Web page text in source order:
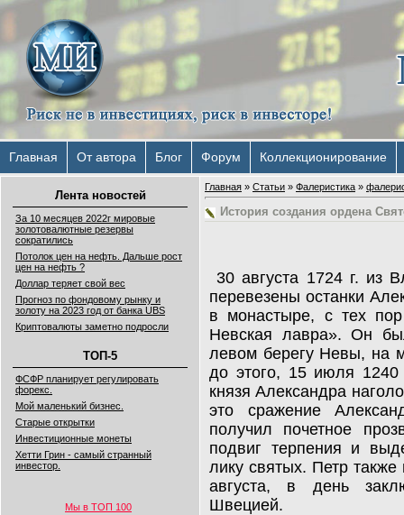
Главная От автора Блог Форум Коллекционирование
Лента новостей
За 10 месяцев 2022г мировые
золотовалютные резервы
сократились
Потолок цен на нефть. Дальше рост
цен на нефть ?
Доллар теряет свой вес
Прогноз по фондовому рынку и
золоту на 2023 год от банка UBS
Криптовалюты заметно подросли
ТОП-5
ФСФР планирует регулировать
форекс.
Мой маленький бизнес.
Старые открытки
Инвестиционные монеты
Хетти Грин - самый странный
инвестор.
Мы в ТОП 100
Главная » Статьи » Фалеристика »
История создания ордена
30 августа 1724 г. из
перевезены останки
в монастыре, с тех
Невская лавра». Он
левом берегу Невы, на
до этого, 15 июля 1240
князя Александра
это сражение
получил почетное
подвиг терпения и
лику святых. Петр также
августа, в день
Швецией.